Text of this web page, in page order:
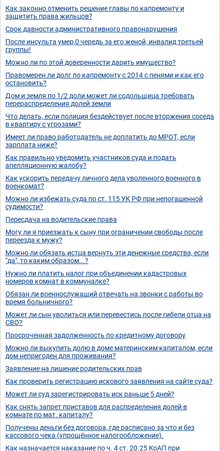
Как законно отменить решение главы по капремонту и
защитить права жильцов?
Срок давности административного правонарушения
После инсульта умер,0 чередь за его женой, инвалид третьей
группы!
Можно ли по этой доверенности дарить имущество?
Правомерен ли долг по капремонту с 2014 с пенями и как его
остановить?
Дом и земля по 1/2 доли может ли содольщица требовать
перераспределения долей земли
Что делать, если полиция бездействует после вторжения соседа
в квартиру с угрозами?
Имеет ли право работодатель не доплатить до МРОТ, если
зарплата ниже?
Как правильно уведомить участников суда и подать
апелляционную жалобу?
Как ускорить передачу личного дела уволенного военного в
военкомат?
Можно ли избежать суда по ст. 115 УК РФ при непогашенной
судимости?
Пересдача на водительские права
Могу ли я приезжать к сыну при ограничении свободы после
переезда к мужу?
Можно ли обязать истца вернуть эти денежные средства, если
"да", то каким образом...?
Нужно ли платить налог при объединении кадастровых
номеров комнат в коммуналке?
Обязан ли военнослужащий отвечать на звонки с работы во
время больничного?
Может ли сын уволиться или перевестись после гибели отца на
СВО?
Просроченная задолженность по кредитному договору
Можно ли выкупить долю в доме материнским капиталом, если
дом непригоден для проживания?
Заявление на лишение родительских прав
Как проверить регистрацию искового заявления на сайте суда?
Может ли суд зарегистрировать иск раньше 5 дней?
Как снять запрет приставов для распределения долей в
комнате по мат. капиталу?
Получены деньги без договора, где расписано за что и без
кассового чека (упрощённое налогообложение).
Как назначается наказание по ч. 4 ст. 20.25 КоАП при